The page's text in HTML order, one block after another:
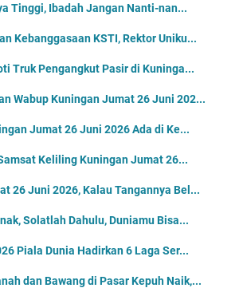
Tinggi, Ibadah Jangan Nanti-nan...
Kebanggasaan KSTI, Rektor Uniku...
Truk Pengangkut Pasir di Kuninga...
Wabup Kuningan Jumat 26 Juni 202...
Jumat 26 Juni 2026 Ada di Ke...
Keliling Kuningan Jumat 26...
26 Juni 2026, Kalau Tangannya Bel...
Solatlah Dahulu, Duniamu Bisa...
Piala Dunia Hadirkan 6 Laga Ser...
dan Bawang di Pasar Kepuh Naik,...